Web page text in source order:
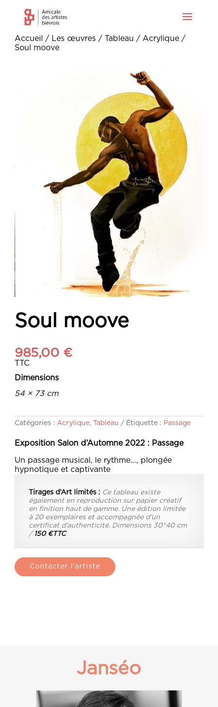
Accueil / Les œuvres / Tableau / Acrylique /
Soul moove
Soul moove
985,00 €
TTC
Dimensions
54 × 73 cm
Catégories : Acrylique, Tableau Étiquette : Passage
Exposition Salon d’Automne 2022 : Passage
Un passage musical, le rythme…, plongée
hypnotique et captivante
Tirages d’Art limités : Ce tableau existe
également en reproduction sur papier créatif
en finition haut de gamme. Une édition limitée
à 20 exemplaires et accompagnée d’un
certificat d’authenticité. Dimensions 30*40 cm
/ 150 €TTC
Contacter l’artiste
Janséo